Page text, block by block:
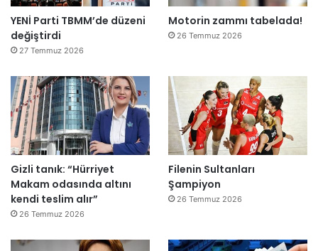
YENİ Parti TBMM’de düzeni
değiştirdi
27 Temmuz 2026
Motorin zammı tabelada!
26 Temmuz 2026
Gizli tanık: “Hürriyet
Makam odasında altını
kendi teslim alır”
26 Temmuz 2026
Filenin Sultanları
Şampiyon
26 Temmuz 2026